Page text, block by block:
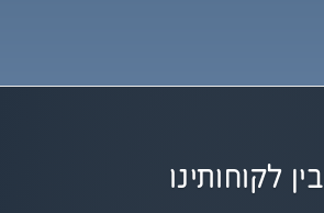
בין לקוחותינו